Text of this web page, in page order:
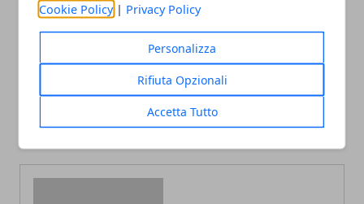
Cookie Policy | Privacy Policy
Personalizza
Rifiuta Opzionali
Accetta Tutto
Articolo Precedente
Keplero scopre ben 44
Articolo Successivo
Fake News sono
estremamente deleteri per
la scienza e la ricerca